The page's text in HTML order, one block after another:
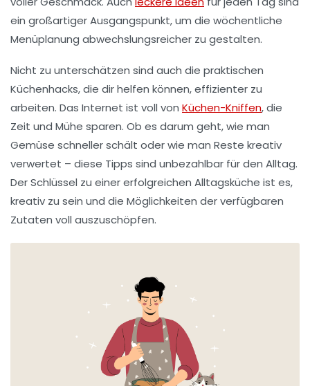
ein großartiger Ausgangspunkt, um die wöchentliche
Menüplanung abwechslungsreicher zu gestalten.
Nicht zu unterschätzen sind auch die praktischen
Küchenhacks, die dir helfen können, effizienter zu
arbeiten. Das Internet ist voll von Küchen-Kniffen, die
Zeit und Mühe sparen. Ob es darum geht, wie man
Gemüse schneller schält oder wie man Reste kreativ
verwertet – diese Tipps sind unbezahlbar für den Alltag.
Der Schlüssel zu einer erfolgreichen Alltagsküche ist es,
kreativ zu sein und die Möglichkeiten der verfügbaren
Zutaten voll auszuschöpfen.